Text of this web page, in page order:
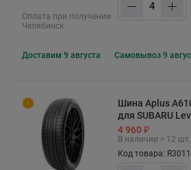
Оплата при получении
Челябинск
Доставим 9 августа Самовывоз 9
Шина Aplus
для SUBARU
4 960 ₽
В наличии > 12 шт.
Код товара: